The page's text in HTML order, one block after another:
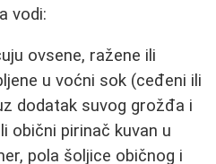
vodi:
ovsene, ražene ili
u voćni sok (ceđeni ili
dodatak suvog grožđa i
obični pirinač kuvan u
pola šoljice običnog i